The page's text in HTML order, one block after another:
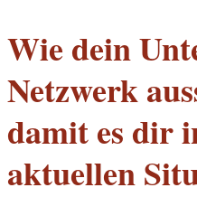
Wie dein
Netzwerk
damit es dir
aktuellen